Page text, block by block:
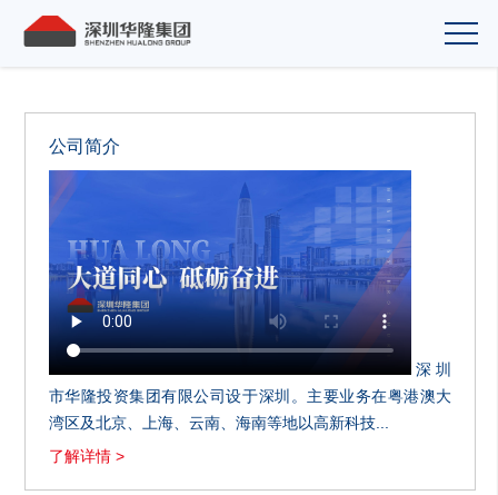
公司简介
深圳
市华隆投资集团有限公司设于深圳。主要业务在粤港澳大
湾区及北京、上海、云南、海南等地以高新科技...
了解详情 >